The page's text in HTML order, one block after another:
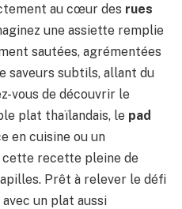
au cœur des rues
une assiette remplie
sautées, agrémentées
saveurs subtils, allant du
vous de découvrir le
plat thaïlandais, le pad
en cuisine ou un
cette recette pleine de
Prêt à relever le défi
un plat aussi